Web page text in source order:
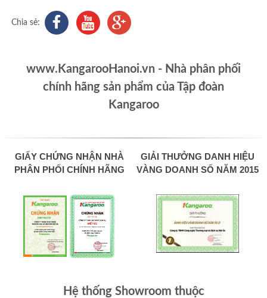
Chia sẻ:
www.KangarooHanoi.vn - Nhà phân phối
chính hãng sản phẩm của Tập đoàn
Kangaroo
GIẤY CHỨNG NHẬN NHÀ
PHÂN PHỐI CHÍNH HÃNG
GIẢI THƯỞNG DANH HIỆU
VÀNG DOANH SỐ NĂM 2015
Hệ thống Showroom thuộc